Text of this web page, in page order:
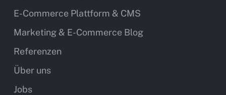
E-Commerce Plattform & CMS
Marketing & E-Commerce Blog
Referenzen
Über uns
Jobs